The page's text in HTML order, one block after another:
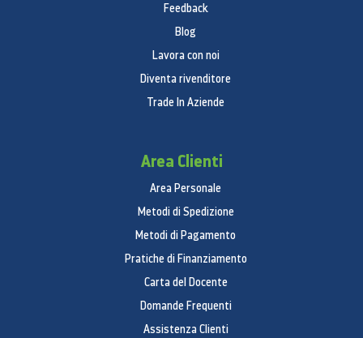
Feedback
Blog
Lavora con noi
Diventa rivenditore
Trade In Aziende
Area Clienti
Area Personale
Metodi di Spedizione
Metodi di Pagamento
Pratiche di Finanziamento
Carta del Docente
Domande Frequenti
Assistenza Clienti